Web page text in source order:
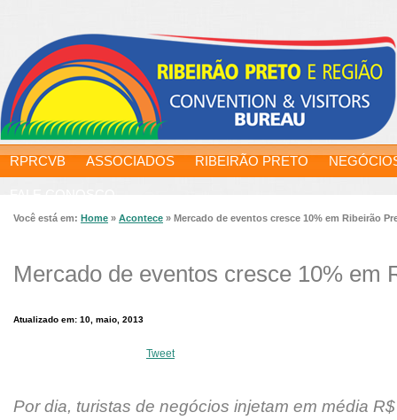
RPRCVB ASSOCIADOS RIBEIRÃO PRETO
Você está em: Home » Acontece » Mercado de eventos cresce 10% em Ribeirão
Mercado de eventos cresce 10% em
Atualizado em: 10, maio, 2013
Tweet
Por dia, turistas de negócios injetam em média